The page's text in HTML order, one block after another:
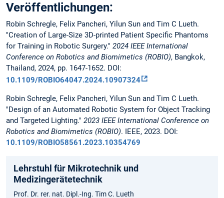
Veröffentlichungen:
Robin Schregle, Felix Pancheri, Yilun Sun and Tim C Lueth.
"Creation of Large-Size 3D-printed Patient Specific Phantoms
for Training in Robotic Surgery." 2024 IEEE International
Conference on Robotics and Biomimetics (ROBIO), Bangkok,
Thailand, 2024, pp. 1647-1652. DOI:
10.1109/ROBIO64047.2024.10907324
Robin Schregle, Felix Pancheri, Yilun Sun and Tim C Lueth.
"Design of an Automated Robotic System for Object Tracking
and Targeted Lighting." 2023 IEEE International Conference on
Robotics and Biomimetics (ROBIO). IEEE, 2023. DOI:
10.1109/ROBIO58561.2023.10354769
Lehrstuhl für Mikrotechnik und
Medizingerätetechnik
Prof. Dr. rer. nat. Dipl.-Ing. Tim C. Lueth